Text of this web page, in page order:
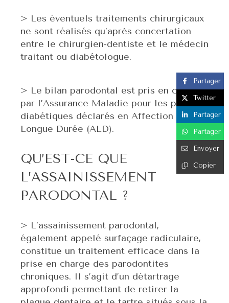
> Les éventuels traitements chirurgicaux
ne sont réalisés qu’après concertation
entre le chirurgien-dentiste et le médecin
traitant ou diabétologue.
> Le bilan parodontal est pris en charge
par l’Assurance Maladie pour les patients
diabétiques déclarés en Affection de
Longue Durée (ALD).
QU’EST-CE QUE
L’ASSAINISSEMENT
PARODONTAL ?
> L’assainissement parodontal,
également appelé surfaçage radiculaire,
constitue un traitement efficace dans la
prise en charge des parodontites
chroniques. Il s’agit d’un détartrage
approfondi permettant de retirer la
Partager
Twitter
Partager
Partager
Envoyer
Copier